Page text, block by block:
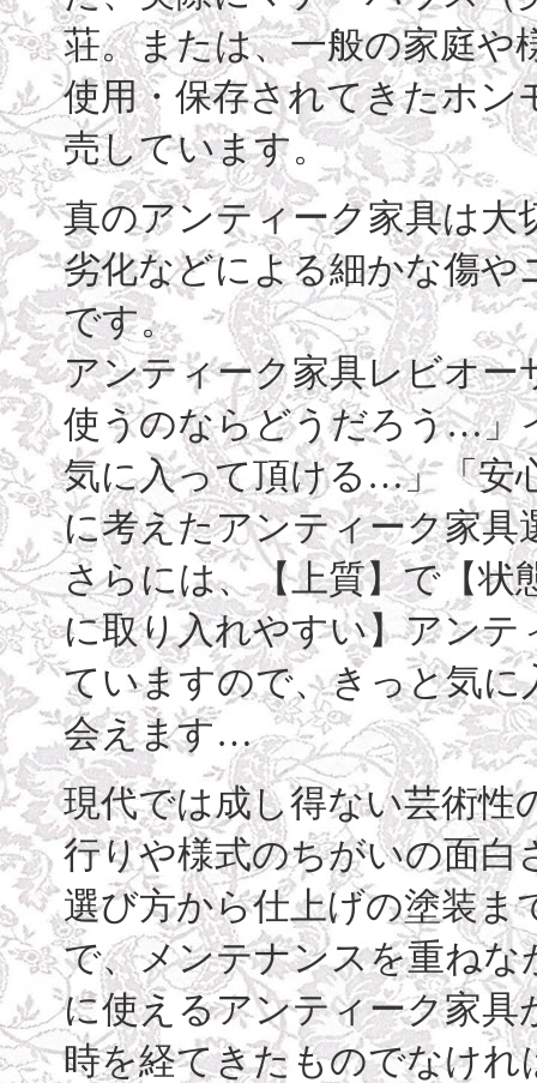
荘。または、一般の家庭や
使用・保存されてきたホ
売しています。
真のアンティーク家具は大
劣化などによる細かな傷
です。
アンティーク家具レビオー
使うのならどうだろう…」
気に入って頂ける…」「安
に考えたアンティーク家具
さらには、【上質】で【状
に取り入れやすい】アン
ていますので、きっと気
会えます…
現代では成し得ない芸術性
行りや様式のちがいの面白
選び方から仕上げの塗装
で、メンテナンスを重ね
に使えるアンティーク家
時を経てきたものでなけ